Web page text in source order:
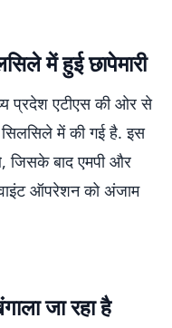
में हुई छापेमारी
प्रदेश एटीएस की ओर से
में की गई है. इस
बाद एमपी और
ऑपरेशन को अंजाम
जा रहा है